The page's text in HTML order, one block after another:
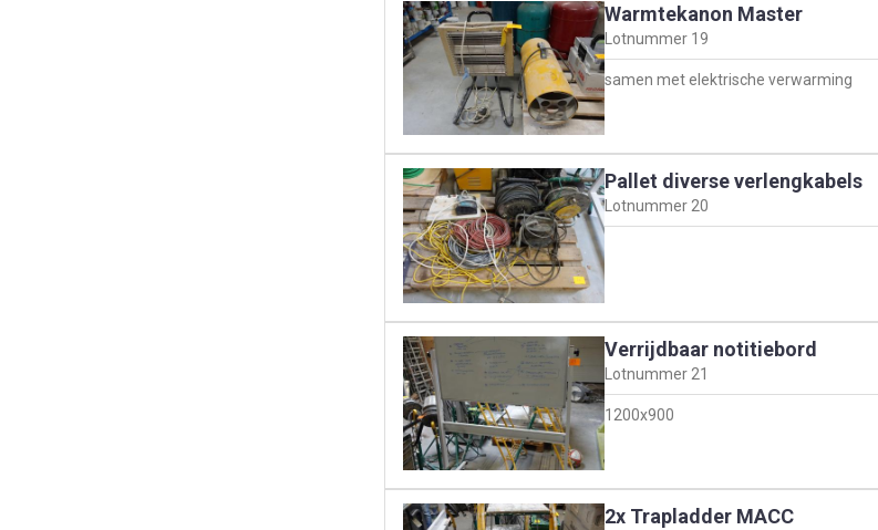
Warmtekanon Master
Lotnummer 19
samen met elektrische verwarming
Pallet diverse verlengkabels
Lotnummer20
Verrijdbaar notitiebord
Lotnummer 21
1200x900
2x Trapladder MACC